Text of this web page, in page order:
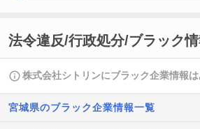
法令違反/行政処分/ブラック
株式会社シトリンにブラック企業情報は
宮城県のブラック企業情報一覧